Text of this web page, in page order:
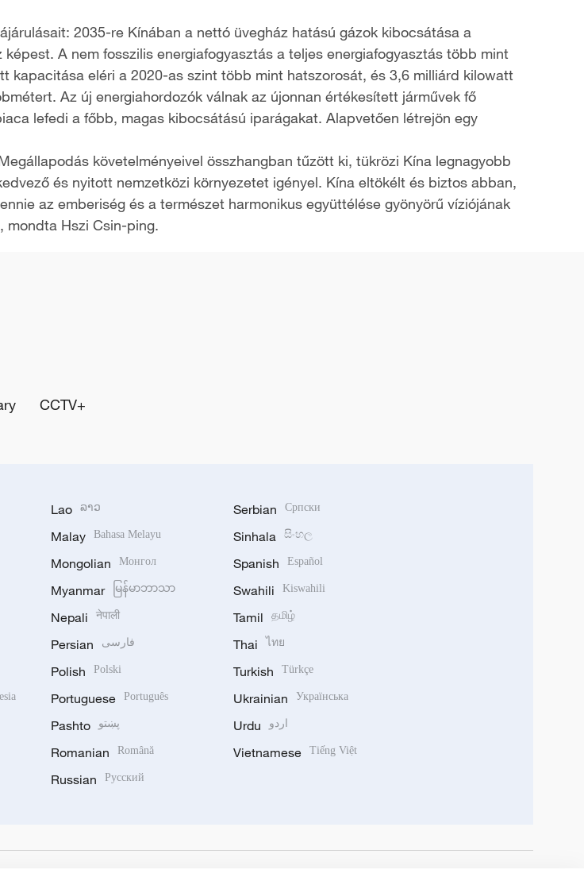
2035-re Kínában a nettó üvegház hatású gázok kibocsátása a
A nem fosszilis energiafogyasztás a teljes energiafogyasztás több mint
eléri a 2020-as szint több mint hatszorosát, és 3,6 milliárd kilowatt
Az új energiahordozók válnak az újonnan értékesített járművek fő
lefedi a főbb, magas kibocsátású iparágakat. Alapvetően létrejön egy
követelményeivel összhangban tűzött ki, tükrözi Kína legnagyobb
és nyitott nemzetközi környezetet igényel. Kína eltökélt és biztos abban,
az emberiség és a természet harmonikus együttélése gyönyörű víziójának
mondta Hszi Csin-ping.
CCTV+
Lao ລາວ
Malay Bahasa Melayu
Mongolian Монгол
Myanmar မြန်မာဘာသာ
Nepali नेपाली
Persian فارسی
Polish Polski
Portuguese Português
Pashto پښتو
Romanian Română
Russian Русский
Serbian Српски
Sinhala සිංහල
Spanish Español
Swahili Kiswahili
Tamil தமிழ்
Thai ไทย
Turkish Türkçe
Ukrainian Українська
Urdu اردو
Vietnamese Tiếng Việt